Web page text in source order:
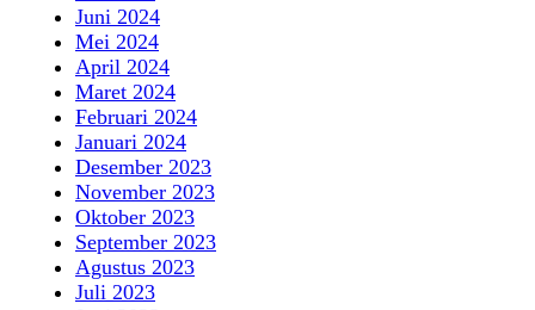
Juni 2024
Mei 2024
April 2024
Maret 2024
Februari 2024
Januari 2024
Desember 2023
November 2023
Oktober 2023
September 2023
Agustus 2023
Juli 2023